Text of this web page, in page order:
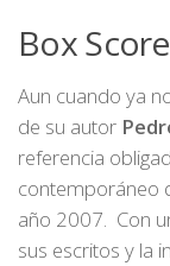
Box Score
Aun cuando ya
de su autor
referencia
contemporáneo
año 2007. Con
sus escritos y la